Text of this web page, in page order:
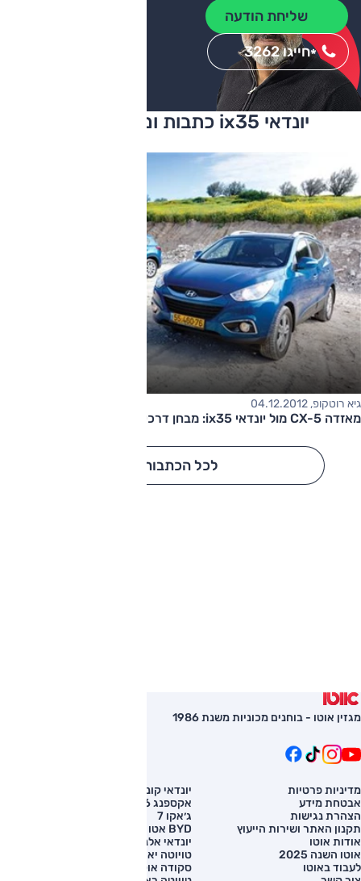
שליחת הודעה
חייגו 3262*
יונדאי ix35 כתבות ומבחני דרכים
גיא רוטקופ, 04.12.2012
מאזדה CX-5 מול יונדאי ix35: מבחן דרכים השוואתי
לכל הכתבות
מגזין אוטו - בוחנים מכוניות משנת 1986
מדיניות פרטיות
אבטחת מידע
הצהרת נגישות
תקנון האתר ושירות הייעוץ
אודות אוטו
אוטו השנה 2025
לעבוד באוטו
יונדאי קונה
אקספנג G6
ג׳אקו 7
BYD אטו 3
יונדאי אלנטרה
טויוטה יאריס קרוס
סקודה אוקטביה